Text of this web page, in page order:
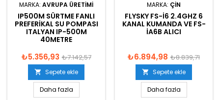
MARKA: AVRUPA ÜRETIMI
IP500M SÜRTME FANLI
PREFERIKAL SU POMPASI
ITALYAN IP-500M
40METRE
₺5.356,93 ₺7.142,57
 Sepete ekle
Daha fazla
MARKA: ÇIN
FLYSKY FS-I6 2.4GHZ 6
KANAL KUMANDA VE FS-
IA6B ALICI
₺6.894,98 ₺8.839,71
 Sepete ekle
Daha fazla